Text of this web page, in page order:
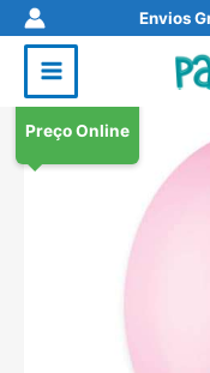
Skip
content
Envios
Preço Online